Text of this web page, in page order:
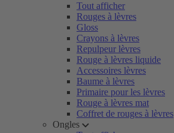
Tout afficher
Rouges à lèvres
Gloss
Crayons à lèvres
Repulpeur lèvres
Rouge à lèvres liquide
Accessoires lèvres
Baume à lèvres
Primaire pour les lèvres
Rouge à lèvres mat
Coffret de rouges à lèvres
Ongles